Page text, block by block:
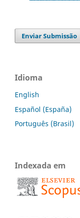
Enviar Submissão
Idioma
English
Español (España)
Português (Brasil)
Indexada em